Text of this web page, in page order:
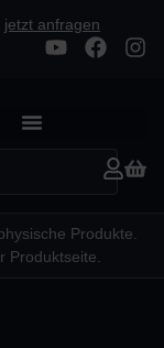
jetzt anfragen
Produkte.
Produktseite.